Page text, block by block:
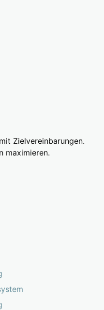
Zielvereinbarungen.
maximieren.